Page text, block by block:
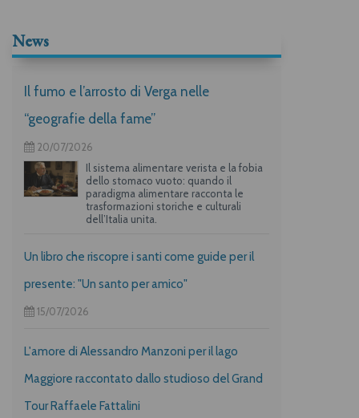
News
Il fumo e l’arrosto di Verga nelle
“geografie della fame”
20/07/2026
Il sistema alimentare verista e la fobia
dello stomaco vuoto: quando il
paradigma alimentare racconta le
trasformazioni storiche e culturali
dell’Italia unita.
Un libro che riscopre i santi come guide per il
presente: "Un santo per amico"
15/07/2026
L'amore di Alessandro Manzoni per il lago
Maggiore raccontato dallo studioso del Grand
Tour Raffaele Fattalini